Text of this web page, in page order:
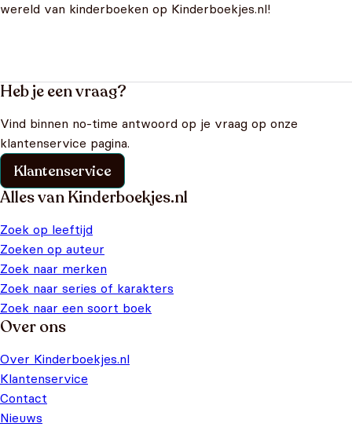
wereld van kinderboeken op Kinderboekjes.nl!
Heb je een vraag?
Vind binnen no-time antwoord op je vraag op onze
klantenservice pagina.
Klantenservice
Alles van Kinderboekjes.nl
Zoek op leeftijd
Zoeken op auteur
Zoek naar merken
Zoek naar series of karakters
Zoek naar een soort boek
Over ons
Over Kinderboekjes.nl
Klantenservice
Contact
Nieuws